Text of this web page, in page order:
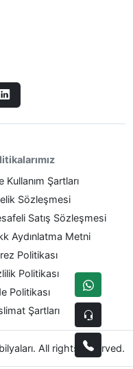
Kullanım Şartları
Sözleşmesi
Satış Sözleşmesi
Aydınlatma Metni
Politikası
Politikası
Politikası
Şartları
All rights reserved.